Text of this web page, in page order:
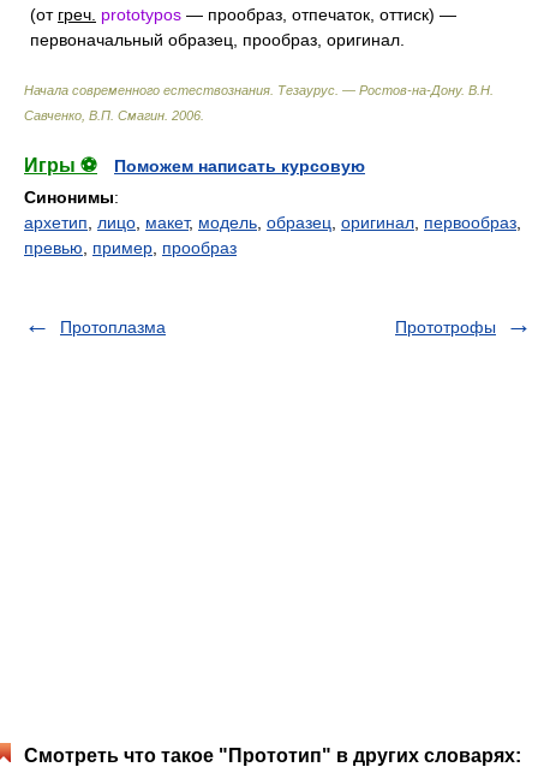
(от греч. prototypos — прообраз, отпечаток, оттиск) —
первоначальный образец, прообраз, оригинал.
Начала современного естествознания. Тезаурус. — Ростов-на-Дону. В.Н.
Савченко, В.П. Смагин 2006
Игры ⚽
Поможем написать курсовую
Синонимы:
архетип
лицо макет, модель образец оригинал первообраз
превью
пример прообраз
Протоплазма Прототрофы
Смотреть что такое "Прототип" в других словарях: